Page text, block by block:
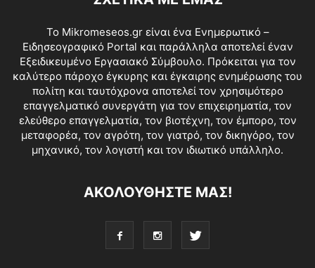
Το Mikromeseos.gr είναι ένα Ενημερωτικό –
Ειδησεογραφικό Portal και παράλληλα αποτελεί έναν
Εξειδικευμένο Εργασιακό Σύμβουλο. Πρόκειται για τον
καλύτερο πάροχο έγκυρης και έγκαιρης ενημέρωσης του
πολίτη και ταυτόχρονα αποτελεί τον χρησιμότερο
επαγγελματικό συνεργάτη για τον επιχειρηματία, τον
ελεύθερο επαγγελματία, τον βιοτέχνη, τον έμπορο, τον
μεταφορέα, τον αγρότη, τον γιατρό, τον δικηγόρο, τον
μηχανικό, τον λογιστή και τον ιδιωτικό υπάλληλο.
ΑΚΟΛΟΥΘΗΣΤΕ ΜΑΣ!